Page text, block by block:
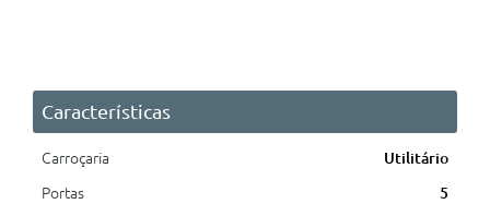
Características
Carroçaria
Utilitário
Portas
5